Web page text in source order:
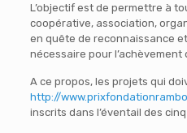
L’objectif est de permettre à
coopérative, association,
en quête de reconnaissance
nécessaire pour l’achèvement
A ce propos, les projets qui
http://
inscrits dans l’éventail des